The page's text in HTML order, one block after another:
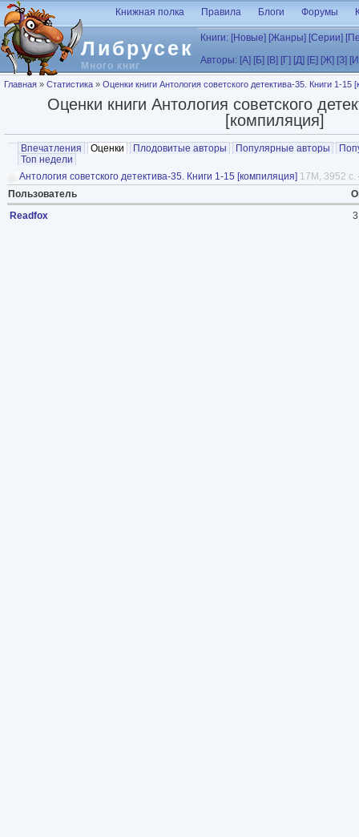
Перейти к основному содержанию
Либрусек
Много книг
Книжная полка Правила Блоги Форумы
Книги: [Новые] [Жанры] [Серии]
Авторы: [А] [Б] [В] [Г] [Д] [Е] [Ж] [З]
Вы здесь
Главная » Статистика » Оценки книги Антология советского детектива-35. Книги 1-15
Оценки книги Антология советского
[компиляция]
Главные вкладки
Впечатления Оценки (активная вкладка)
Плодовитые авторы Популярные авторы
Топ недели
Антология советского детектива-35. Книги 1-15 [компиляция] 17M, 3952 с.
Пользователь
Readfox
3